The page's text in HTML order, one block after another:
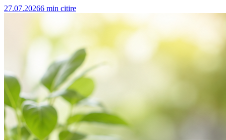
27.07.20266 min citire